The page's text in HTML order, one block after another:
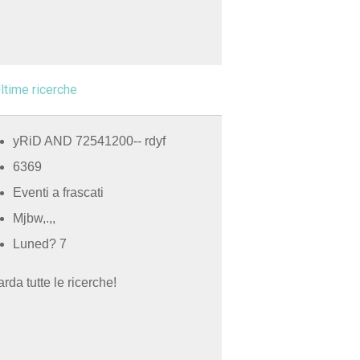
ricerche
yRiD AND 72541200-- rdyf
6369
Eventi a frascati
Mjbw,.,,
Luned? 7
tutte le ricerche!